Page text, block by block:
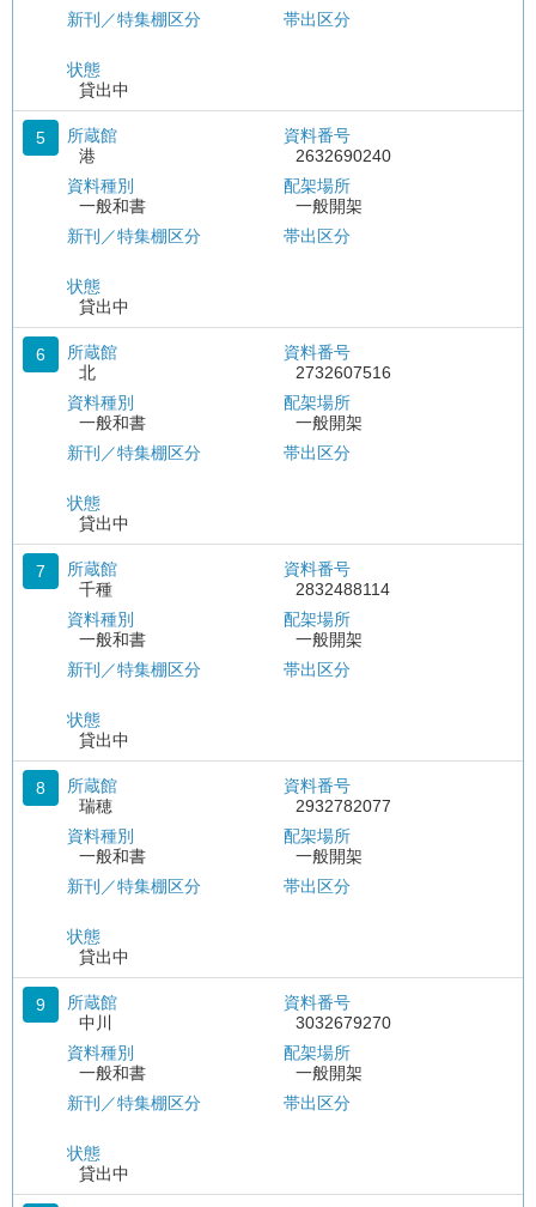
新刊／特集棚区分
状態
貸出中
帯出区分
5
所蔵館
港
資料種別
一般和書
新刊／特集棚区分
状態
貸出中
資料番号
2632690240
配架場所
一般開架
帯出区分
6
所蔵館
北
資料種別
一般和書
新刊／特集棚区分
状態
貸出中
資料番号
2732607516
配架場所
一般開架
帯出区分
7
所蔵館
千種
資料種別
一般和書
新刊／特集棚区分
状態
貸出中
資料番号
2832488114
配架場所
一般開架
帯出区分
8
所蔵館
瑞穂
資料種別
一般和書
新刊／特集棚区分
状態
貸出中
資料番号
2932782077
配架場所
一般開架
帯出区分
9
所蔵館
中川
資料種別
一般和書
新刊／特集棚区分
状態
貸出中
資料番号
3032679270
配架場所
一般開架
帯出区分